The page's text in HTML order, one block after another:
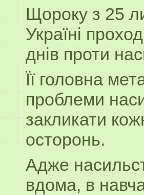
Щороку з 25
Україні
днів проти
Її головна
проблеми
закликати
осторонь.
Адже
вдома, в